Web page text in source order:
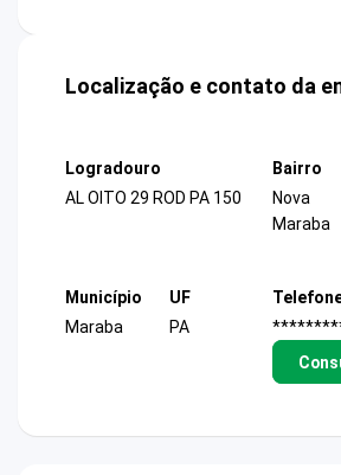
Localização e contato da
Logradouro
AL OITO 29 ROD PA 150
Bairro
Nova
Maraba
Município
Maraba
UF
PA